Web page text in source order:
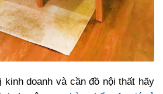
kinh doanh và cần đồ nội thất hãy